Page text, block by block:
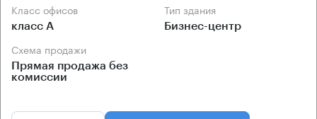
Класс офисов
класс А
Тип здания
Бизнес-центр
Схема продажи
Прямая продажа без
комиссии